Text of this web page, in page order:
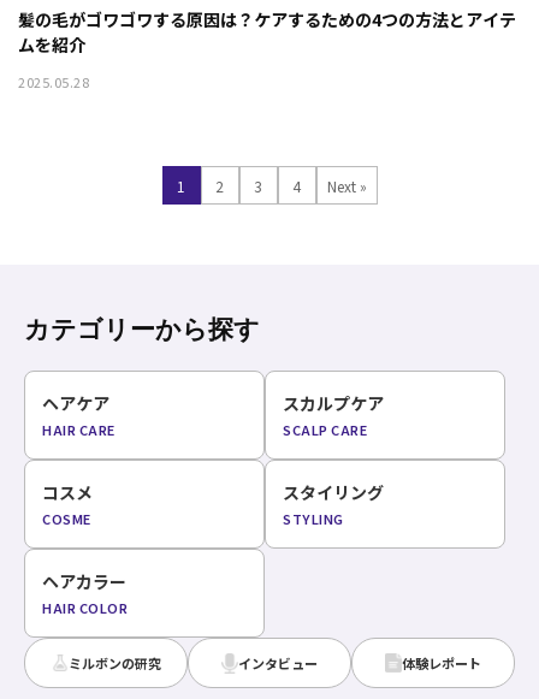
髪の毛がゴワゴワする原因は？ケアするための4つの方法とアイテ
ムを紹介
2025.05.28
1 2 3 4 Next »
カテゴリーから探す
ヘアケア
HAIR CARE
スカルプケア
SCALP CARE
コスメ
COSME
スタイリング
STYLING
ヘアカラー
HAIR COLOR
ミルボンの研究 インタビュー 体験レポート